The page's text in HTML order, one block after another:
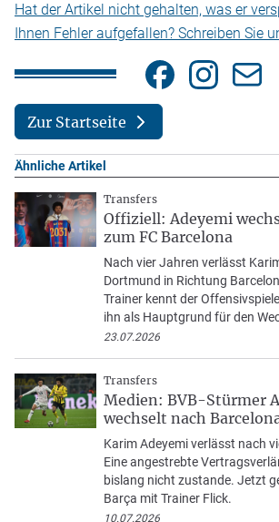
Hat der Artikel nicht gehalten, was er
Ihnen Fehler aufgefallen? Schreiben Sie
Zur Startseite
Ähnliche Artikel
Transfers
Offiziell: Adeyemi
zum FC Barcelona
Nach vier Jahren verlässt
Dortmund in Richtung
Trainer kennt der
ihn als Hauptgrund für den
23.07.2026
Transfers
Medien: BVB-Stürmer
wechselt nach
Karim Adeyemi verlässt nach
Eine angestrebte
bislang nicht zustande. Jetzt
Barça mit Trainer Flick.
10.07.2026